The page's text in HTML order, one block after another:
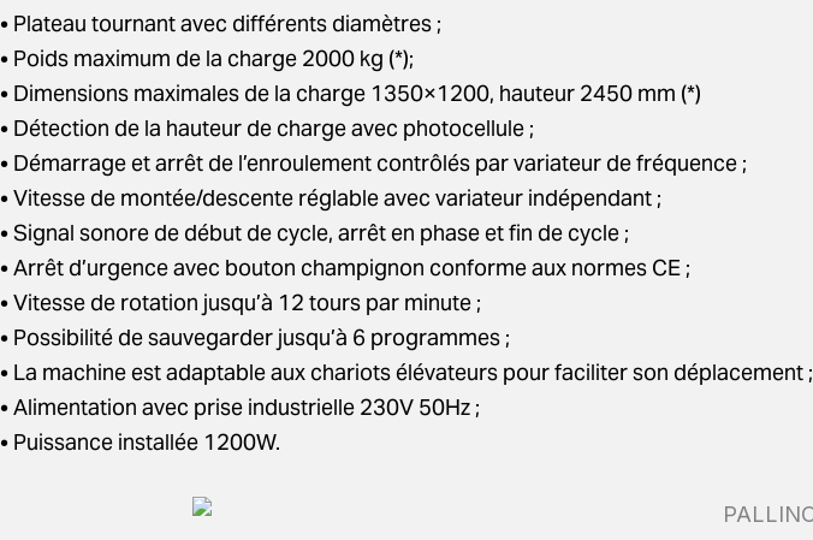
• Plateau tournant avec différents diamètres ;
• Poids maximum de la charge 2000 kg (*);
• Dimensions maximales de la charge 1350×1200, hauteur 2450 mm (*)
• Détection de la hauteur de charge avec photocellule ;
• Démarrage et arrêt de l’enroulement contrôlés par variateur de fréquence ;
• Vitesse de montée/descente réglable avec variateur indépendant ;
• Signal sonore de début de cycle, arrêt en phase et fin de cycle ;
• Arrêt d’urgence avec bouton champignon conforme aux normes CE ;
• Vitesse de rotation jusqu’à 12 tours par minute ;
• Possibilité de sauvegarder jusqu’à 6 programmes ;
• La machine est adaptable aux chariots élévateurs pour faciliter son déplacement ;
• Alimentation avec prise industrielle 230V 50Hz ;
• Puissance installée 1200W.